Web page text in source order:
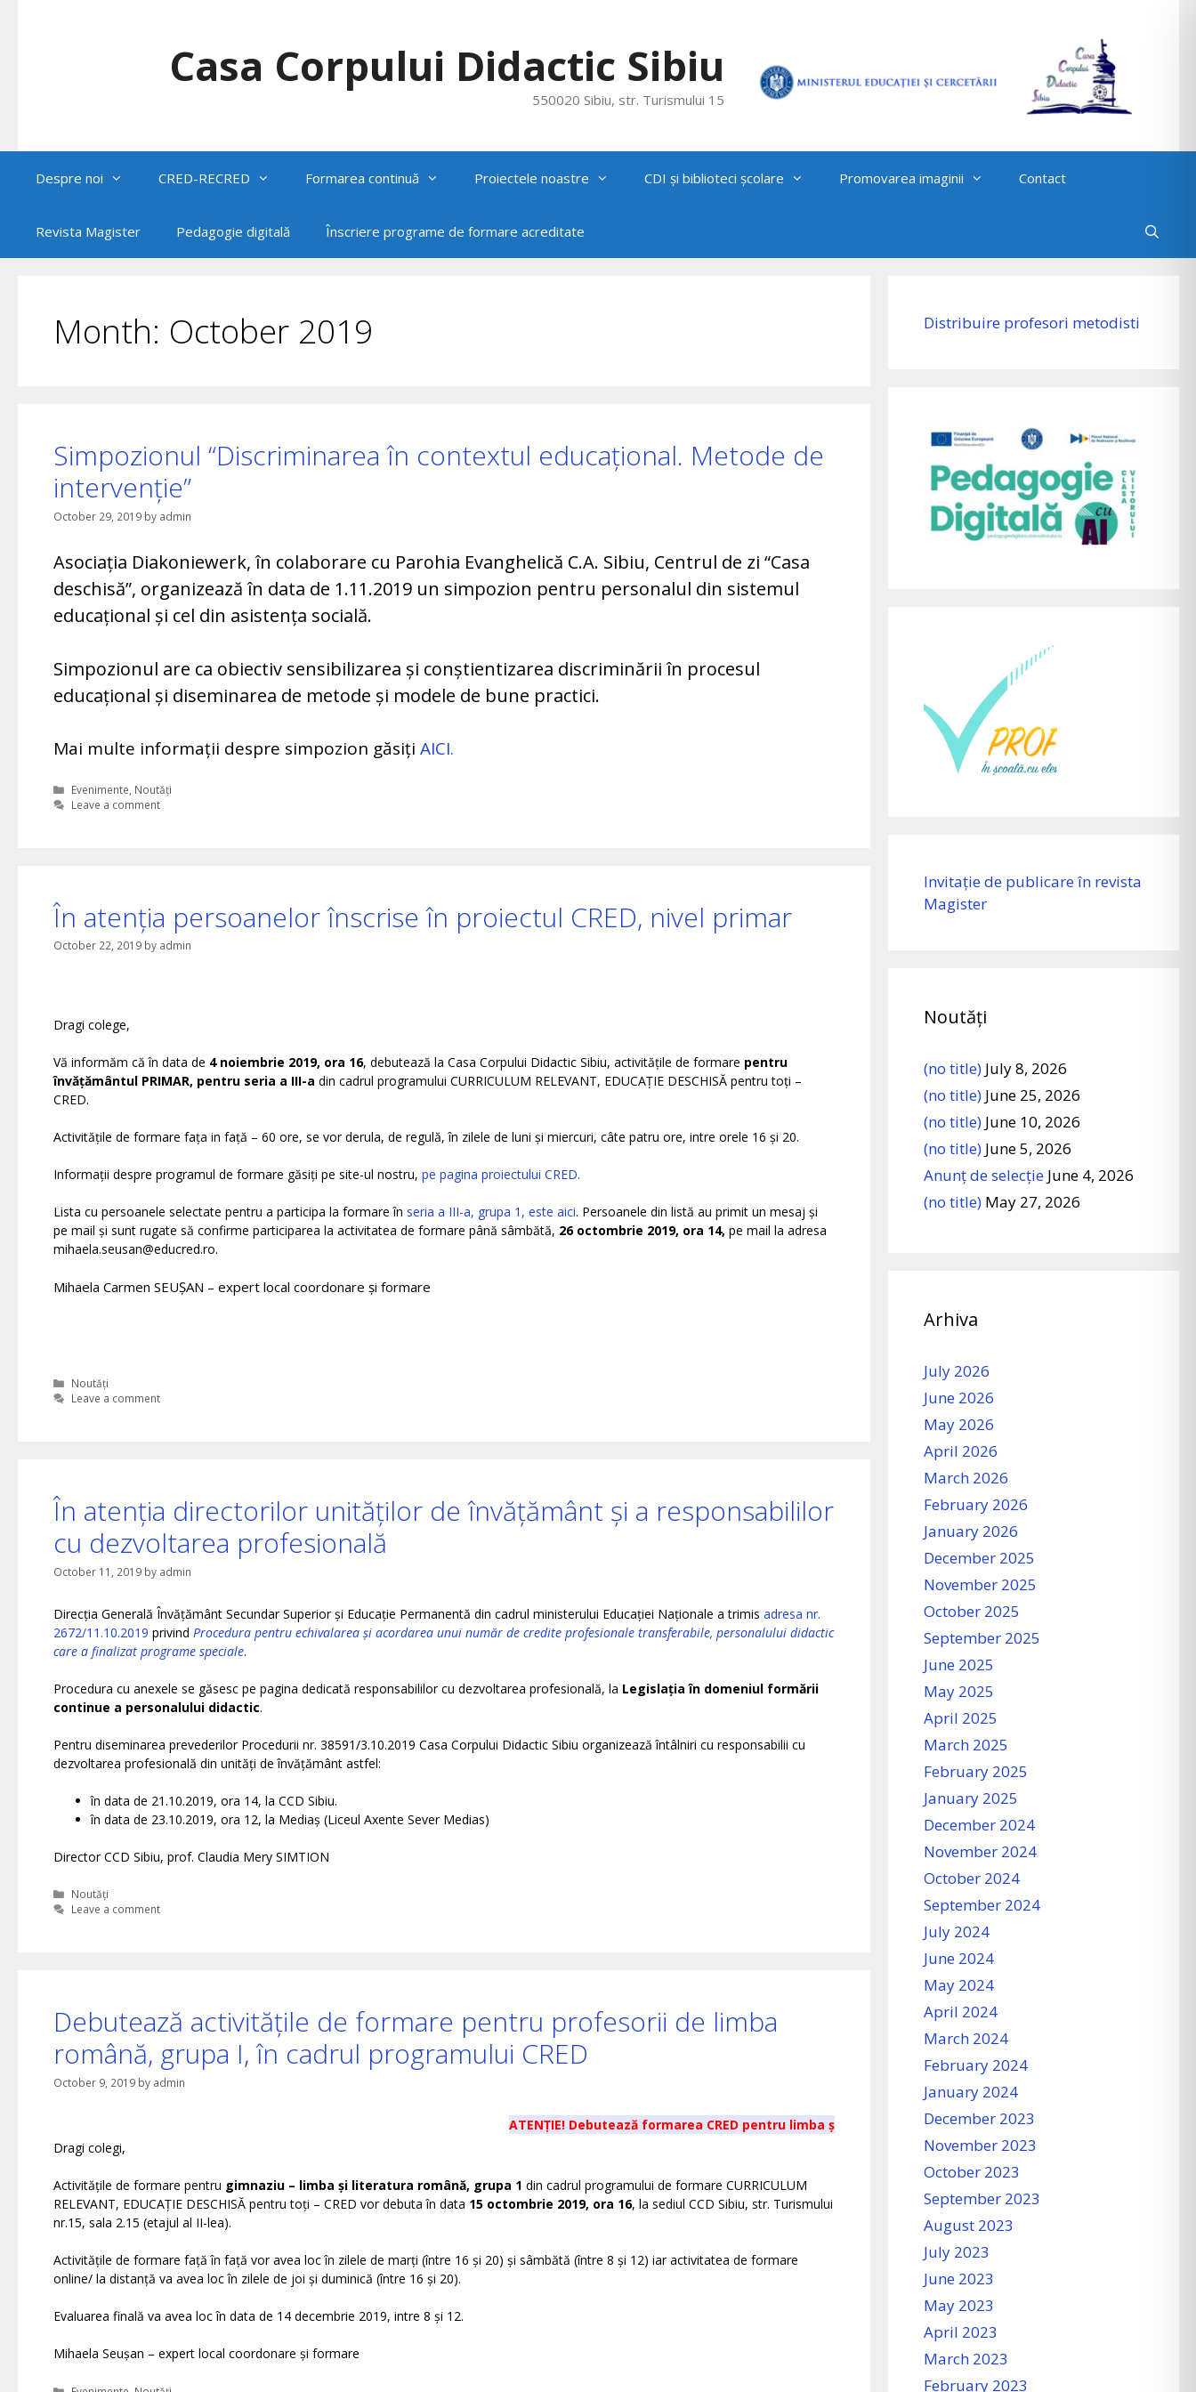
Casa Corpului Didactic Sibiu
550020 Sibiu, str. Turismului 15
Despre noi CRED-RECRED Formarea continuă Proiectele noastre CDI și biblioteci școlare Promovarea imaginii Contact
Revista Magister Pedagogie digitală Înscriere programe de formare acreditate
Month: October 2019
Simpozionul “Discriminarea în contextul educațional. Metode de
intervenție”
October 29, 2019 by admin
Asociația Diakoniewerk, în colaborare cu Parohia Evanghelică C.A. Sibiu, Centrul de zi “Casa
deschisă”, organizează în data de 1.11.2019 un simpozion pentru personalul din sistemul
educațional și cel din asistența socială.
Simpozionul are ca obiectiv sensibilizarea și conștientizarea discriminării în procesul
educațional și diseminarea de metode și modele de bune practici.
Mai multe informații despre simpozion găsiți AICI.
Categories
Evenimente Noutăți
Leave a comment
În atenția persoanelor înscrise în proiectul CRED, nivel primar
October 22, 2019 by admin
Dragi colege,
Vă informăm că în data de 4 noiembrie 2019, ora 16, debutează la Casa Corpului Didactic Sibiu, activitățile de formare pentru
învățământul PRIMAR, pentru seria a III-a din cadrul programului CURRICULUM RELEVANT, EDUCAȚIE DESCHISĂ pentru toți –
CRED.
Activitățile de formare fața in față – 60 ore, se vor derula, de regulă, în zilele de luni și miercuri, câte patru ore, intre orele 16 și 20.
Informații despre programul de formare găsiți pe site-ul nostru, pe pagina proiectului CRED.
Lista cu persoanele selectate pentru a participa la formare în seria a III-a, grupa 1, este aici. Persoanele din listă au primit un mesaj și
pe mail și sunt rugate să confirme participarea la activitatea de formare până sâmbătă, 26 octombrie 2019, ora 14, pe mail la adresa
mihaela.seusan@educred.ro.
Mihaela Carmen SEUȘAN – expert local coordonare și formare
Categories
Noutăți
Leave a comment
În atenția directorilor unităților de învățământ și a responsabililor
cu dezvoltarea profesională
October 11, 2019 by admin
Direcția Generală Învățământ Secundar Superior și Educație Permanentă din cadrul ministerului Educației Naționale a trimis adresa nr.
2672/11.10.2019 privind Procedura pentru echivalarea și acordarea unui număr de credite profesionale transferabile, personalului didactic
care a finalizat programe speciale.
Procedura cu anexele se găsesc pe pagina dedicată responsabililor cu dezvoltarea profesională, la Legislația în domeniul formării
continue a personalului didactic.
Pentru diseminarea prevederilor Procedurii nr. 38591/3.10.2019 Casa Corpului Didactic Sibiu organizează întâlniri cu responsabilii cu
dezvoltarea profesională din unități de învățământ astfel:
în data de 21.10.2019, ora 14, la CCD Sibiu.
în data de 23.10.2019, ora 12, la Mediaș (Liceul Axente Sever Medias)
Director CCD Sibiu, prof. Claudia Mery SIMTION
Categories
Noutăți
Leave a comment
Debutează activitățile de formare pentru profesorii de limba
română, grupa I, în cadrul programului CRED
October 9, 2019 by admin
ATENȚIE! Debutează formarea CRED pentru limba și literatura română, gupa I
Dragi colegi,
Activitățile de formare pentru gimnaziu – limba și literatura română, grupa 1 din cadrul programului de formare CURRICULUM
RELEVANT, EDUCAȚIE DESCHISĂ pentru toți – CRED vor debuta în data 15 octombrie 2019, ora 16, la sediul CCD Sibiu, str. Turismului
nr.15, sala 2.15 (etajul al II-lea).
Activitățile de formare față în față vor avea loc în zilele de marți (între 16 și 20) și sâmbătă (între 8 și 12) iar activitatea de formare
online/ la distanță va avea loc în zilele de joi și duminică (între 16 și 20).
Evaluarea finală va avea loc în data de 14 decembrie 2019, intre 8 și 12.
Mihaela Seușan – expert local coordonare și formare
Distribuire profesori metodisti
Invitație de publicare în revista
Magister
Noutăți
(no title) July 8, 2026
(no title) June 25, 2026
(no title) June 10, 2026
(no title) June 5, 2026
Anunț de selecție June 4, 2026
(no title) May 27, 2026
Arhiva
July 2026
June 2026
May 2026
April 2026
March 2026
February 2026
January 2026
December 2025
November 2025
October 2025
September 2025
June 2025
May 2025
April 2025
March 2025
February 2025
January 2025
December 2024
November 2024
October 2024
September 2024
July 2024
June 2024
May 2024
April 2024
March 2024
February 2024
January 2024
December 2023
November 2023
October 2023
September 2023
August 2023
July 2023
June 2023
May 2023
April 2023
March 2023
February 2023